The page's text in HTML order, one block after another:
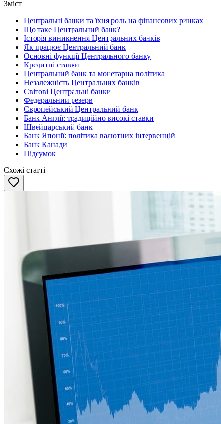
Зміст
Центральні банки та їхня роль на фінансових ринках
Що таке Центральний банк?
Історія виникнення Центральних банків
Як працює Центральний банк
Основні функції Центрального банку
Кредитні ставки
Центральний банк та монетарна політика
Незалежність Центральних банків
Світові Центральні банки
Федеральний резерв
Європейський Центральний банк
Банк Англії: традиційно високі ставки
Швейцарський банк
Банк Японії: політика валютних інтервенцій
Банк Канади
Підсумок
Схожі статті